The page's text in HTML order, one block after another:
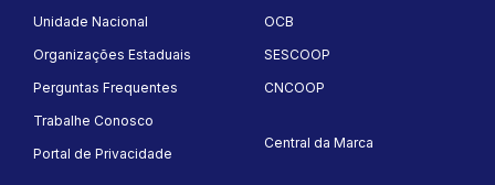
Unidade Nacional
Organizações Estaduais
Perguntas Frequentes
Trabalhe Conosco
Portal de Privacidade
OCB
SESCOOP
CNCOOP
Central da Marca